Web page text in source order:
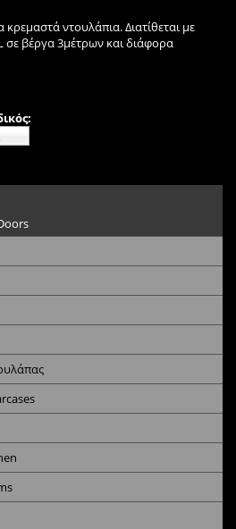
κρεμαστά ντουλάπια. Διατίθεται με
βέργα 3μέτρων και διάφορα